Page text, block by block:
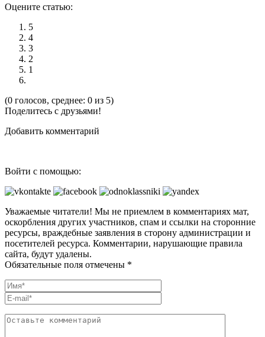
Оцените статью:
5
4
3
2
1
(0 голосов, среднее: 0 из 5)
Поделитесь с друзьями!
Добавить комментарий
Войти с помощью:
Уважаемые читатели! Мы не приемлем в комментариях мат,
оскорбления других участников, спам и ссылки на сторонние
ресурсы, враждебные заявления в сторону администрации и
посетителей ресурса. Комментарии, нарушающие правила
сайта, будут удалены.
Обязательные поля отмечены *